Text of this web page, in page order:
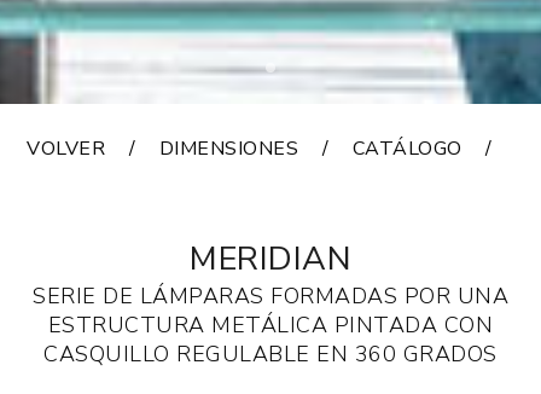
VOLVER DIMENSIONES CATÁLOGO
MERIDIAN
SERIE DE LÁMPARAS FORMADAS POR UNA
ESTRUCTURA METÁLICA PINTADA CON
CASQUILLO REGULABLE EN 360 GRADOS